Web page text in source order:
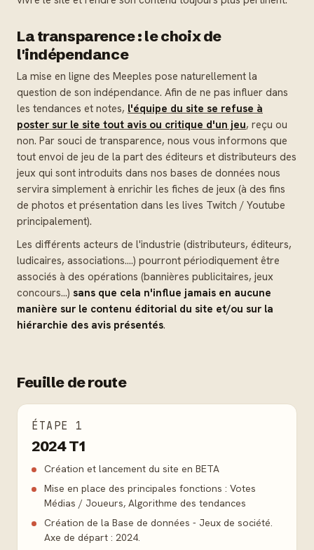
La transparence : le choix de
l'indépendance
La mise en ligne des Meeples pose naturellement la
question de son indépendance. Afin de ne pas influer dans
les tendances et notes, l'équipe du site se refuse à
poster sur le site tout avis ou critique d'un jeu, reçu ou
non. Par souci de transparence, nous vous informons que
tout envoi de jeu de la part des éditeurs et distributeurs des
jeux qui sont introduits dans nos bases de données nous
servira simplement à enrichir les fiches de jeux (à des fins
de photos et présentation dans les lives Twitch / Youtube
principalement).
Les différents acteurs de l'industrie (distributeurs, éditeurs,
ludicaires, associations….) pourront périodiquement être
associés à des opérations (bannières publicitaires, jeux
concours…) sans que cela n'influe jamais en aucune
manière sur le contenu éditorial du site et/ou sur la
hiérarchie des avis présentés.
Feuille de route
ÉTAPE 1
2024 T1
Création et lancement du site en BETA
Mise en place des principales fonctions : Votes
Médias / Joueurs, Algorithme des tendances
Création de la Base de données - Jeux de société.
Axe de départ : 2024.